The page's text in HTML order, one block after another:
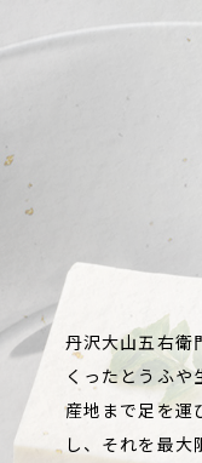
丹沢大山五右衛
くったとうふや
産地まで足を運
し、それを最大